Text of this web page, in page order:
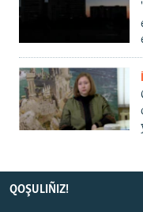
QOŞULIÑIZ!